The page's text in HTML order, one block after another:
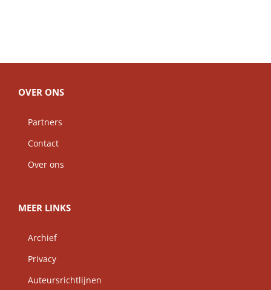
OVER ONS
Partners
Contact
Over ons
MEER LINKS
Archief
Privacy
Auteursrichtlijnen